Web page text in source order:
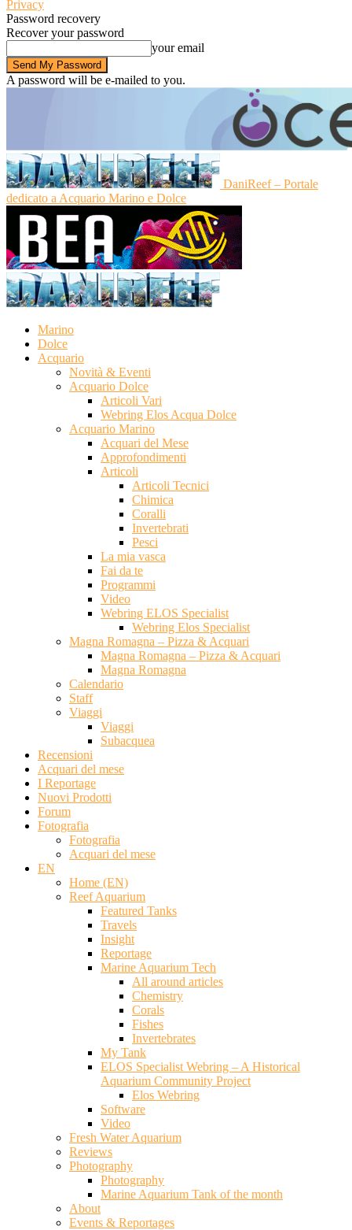
Privacy
Password recovery
Recover your password
your email
A password will be e-mailed to you.
DaniReef – Portale
dedicato a Acquario Marino e Dolce
Marino
Dolce
Acquario
Novità & Eventi
Acquario Dolce
Articoli Vari
Webring Elos Acqua Dolce
Acquario Marino
Acquari del Mese
Approfondimenti
Articoli
Articoli Tecnici
Chimica
Coralli
Invertebrati
Pesci
La mia vasca
Fai da te
Programmi
Video
Webring ELOS Specialist
Webring Elos Specialist
Magna Romagna – Pizza & Acquari
Magna Romagna – Pizza & Acquari
Magna Romagna
Calendario
Staff
Viaggi
Viaggi
Subacquea
Recensioni
Acquari del mese
I Reportage
Nuovi Prodotti
Forum
Fotografia
Fotografia
Acquari del mese
EN
Home (EN)
Reef Aquarium
Featured Tanks
Travels
Insight
Reportage
Marine Aquarium Tech
All around articles
Chemistry
Corals
Fishes
Invertebrates
My Tank
ELOS Specialist Webring – A Historical
Aquarium Community Project
Elos Webring
Software
Video
Fresh Water Aquarium
Reviews
Photography
Photography
Marine Aquarium Tank of the month
About
Events & Reportages